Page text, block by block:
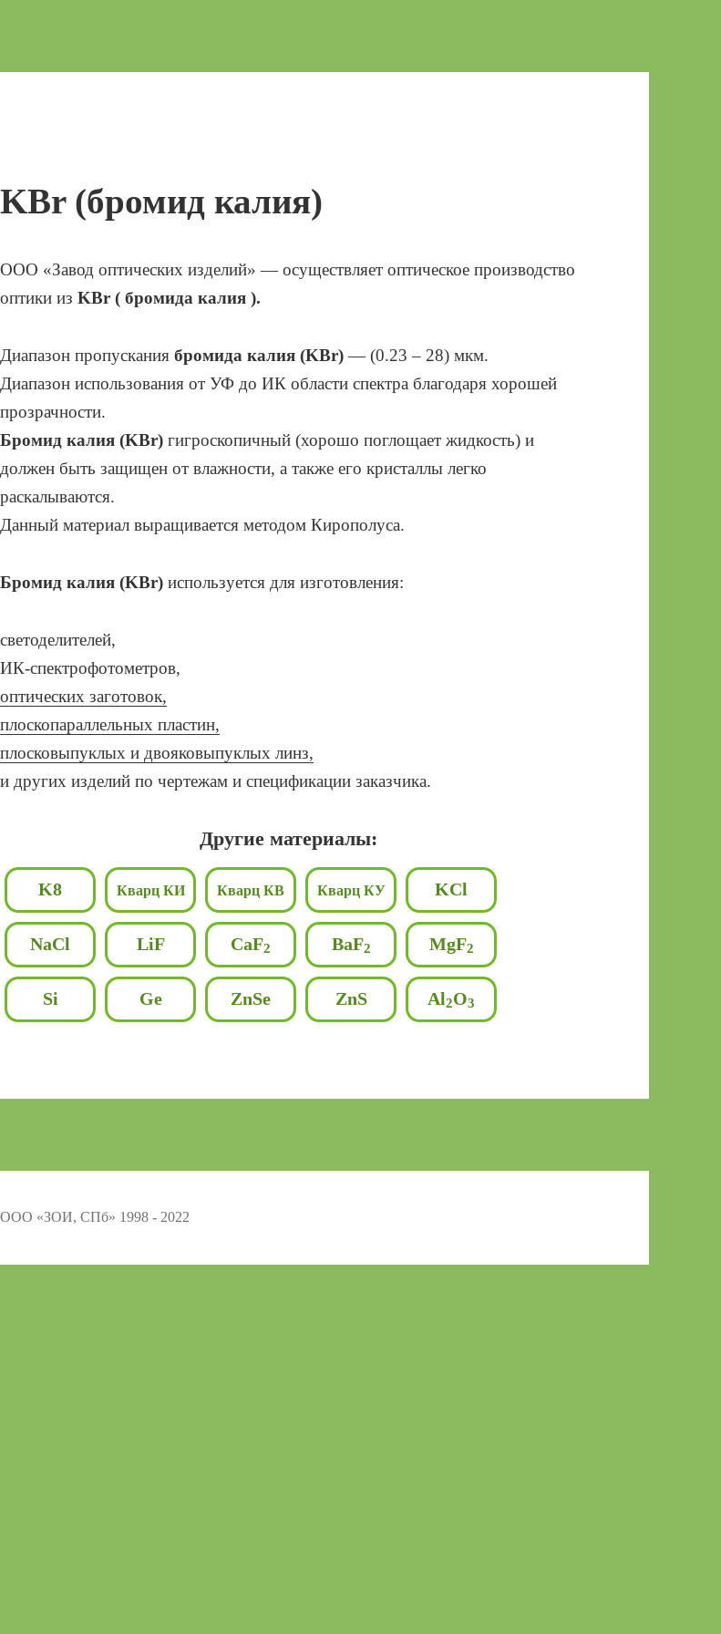
KBr (бромид калия)
ООО «Завод оптических изделий» — осуществляет оптическое производство
оптики изKBr ( бромида калия ).
Диапазон пропусканиябромида калия (KBr)— (0.23 – 28) мкм.
Диапазон использования от УФ до ИК области спектра благодаря хорошей
прозрачности.
Бромид калия (KBr) гигроскопичный (хорошо поглощает жидкость) и
должен быть защищен от влажности, а также его кристаллы легко
раскалываются.
Данный материал выращивается методом Кирополуса.
Бромид калия (KBr) используется для изготовления:
светоделителей,
ИК-спектрофотометров,
оптических заготовок,
плоскопараллельных пластин,
плосковыпуклых и двояковыпуклых линз,
и других изделий по чертежам и спецификации заказчика.
Другие материалы:
K8 Кварц КИ Кварц КВ Кварц КУ KCl
NaCl LiF CaF2 BaF2 MgF2
Si Ge ZnSe ZnS Al2O3
ООО «ЗОИ, СПб» 1998 - 2022